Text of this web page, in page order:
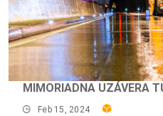
MIMORIADNA UZÁVERA
Feb 15, 2024